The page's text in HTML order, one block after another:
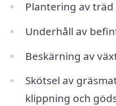
Plantering av
Underhåll av
Beskärning av
Skötsel av
klippning och